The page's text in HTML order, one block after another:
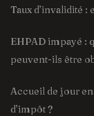
Taux d’invalidité
EHPAD impayé :
peuvent-ils être
Accueil de jour
d’impôt ?